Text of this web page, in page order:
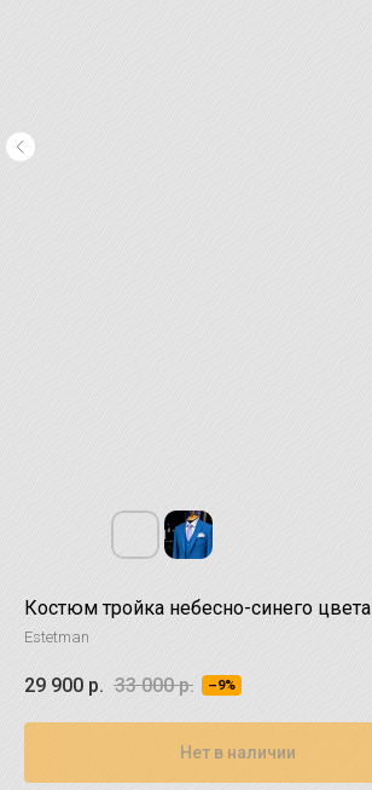
Костюм тройка небесно-синего цвета
Estetman
29 900 р. 33 000 р. –9%
Нет в наличии